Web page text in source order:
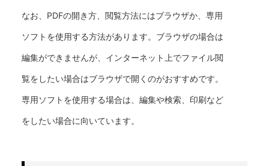
なお、PDFの開き方、閲覧方法にはブラウザか、専用
ソフトを使用する方法があります。ブラウザの場合は
編集ができませんが、インターネット上でファイル閲
覧をしたい場合はブラウザで開くのがおすすめです。
専用ソフトを使用する場合は、編集や検索、印刷など
をしたい場合に向いています。